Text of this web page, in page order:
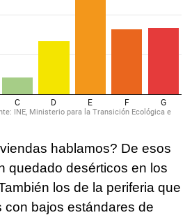
hablamos? De esos
quedado desérticos en los
los de la periferia que
con bajos estándares de